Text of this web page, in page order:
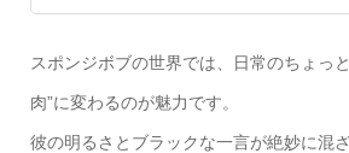
スポンジボブの世界では、日常のちょっ
肉”に変わるのが魅力です。
彼の明るさとブラックな一言が絶妙に混